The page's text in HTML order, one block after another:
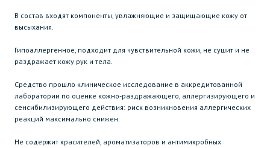
В состав входят компоненты, увлажняющие и защищающие кожу от
высыхания.
Гипоаллергенное, подходит для чувствительной кожи, не сушит и не
раздражает кожу рук и тела.
Средство прошло клиническое исследование в аккредитованной
лаборатории по оценке кожно-раздражающего, аллергизирующего и
сенсибилизирующего действия: риск возникновения аллергических
реакций максимально снижен.
Не содержит красителей, ароматизаторов и антимикробных